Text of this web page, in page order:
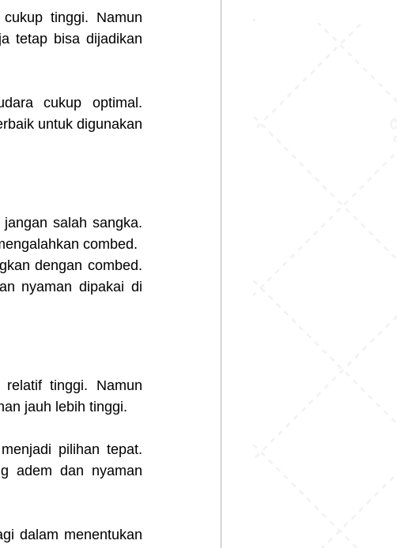
tinggi. Namun
tetap bisa dijadikan
cukup optimal.
untuk digunakan
salah sangka.
combed.
dengan combed.
nyaman dipakai di
tinggi. Namun
jauh lebih tinggi.
pilihan tepat.
adem dan nyaman
dalam menentukan